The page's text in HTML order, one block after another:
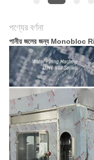
সাইট
ম্যাপ
PRIVACY
POLICY
পণ্যের বর্ণনা
পানীয় জলের জন্য Monobloc